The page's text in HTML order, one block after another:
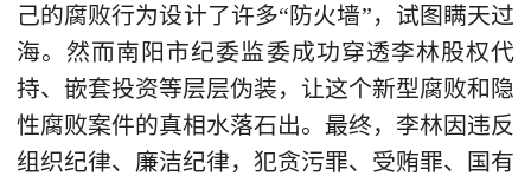
己的腐败行为设计了许多“防火墙”，试图瞒天过
海。然而南阳市纪委监委成功穿透李林股权代
持、嵌套投资等层层伪装，让这个新型腐败和隐
性腐败案件的真相水落石出。最终，李林因违反
组织纪律、廉洁纪律，犯贪污罪、受贿罪、国有